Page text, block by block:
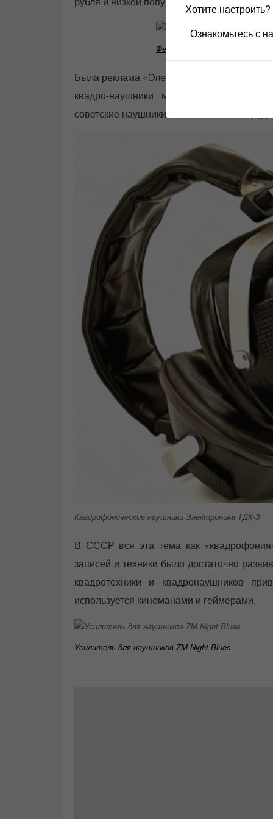
Феникс 002 квадро
Была реклама «Электроника ТДК-3» в
квадро-наушники могут «показать»
советские наушники были с немалым
Квадрофонические наушники Электроника ТДК-3
В СССР вся эта тема как
записей и техники было достаточно
квадротехники и квадронаушников
используется киноманами и геймерами.
Усилитель для наушников ZM Night Blues
Хотите
Ознакомьтесь с